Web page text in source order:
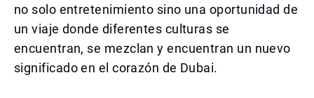
no solo entretenimiento sino una oportunidad de
un viaje donde diferentes culturas se
encuentran, se mezclan y encuentran un nuevo
significado en el corazón de Dubai.